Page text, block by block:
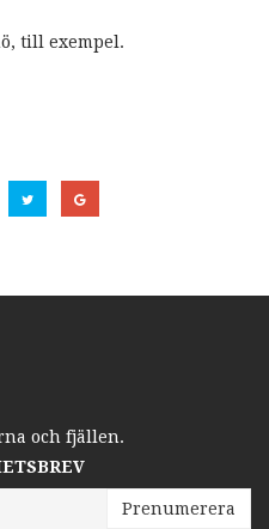
till exempel.
och fjällen.
Prenumerera